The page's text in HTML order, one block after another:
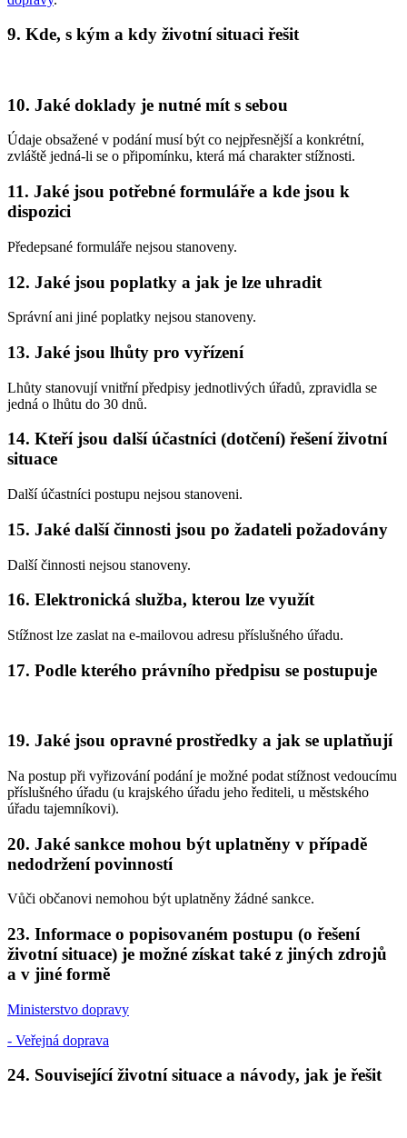
9. Kde, s kým a kdy životní situaci řešit
10. Jaké doklady je nutné mít s sebou
Údaje obsažené v podání musí být co nejpřesnější a konkrétní,
zvláště jedná-li se o připomínku, která má charakter stížnosti.
11. Jaké jsou potřebné formuláře a kde jsou k
dispozici
Předepsané formuláře nejsou stanoveny.
12. Jaké jsou poplatky a jak je lze uhradit
Správní ani jiné poplatky nejsou stanoveny.
13. Jaké jsou lhůty pro vyřízení
Lhůty stanovují vnitřní předpisy jednotlivých úřadů, zpravidla se
jedná o lhůtu do 30 dnů.
14. Kteří jsou další účastníci (dotčení) řešení životní
situace
Další účastníci postupu nejsou stanoveni.
15. Jaké další činnosti jsou po žadateli požadovány
Další činnosti nejsou stanoveny.
16. Elektronická služba, kterou lze využít
Stížnost lze zaslat na e-mailovou adresu příslušného úřadu.
17. Podle kterého právního předpisu se postupuje
19. Jaké jsou opravné prostředky a jak se uplatňují
Na postup při vyřizování podání je možné podat stížnost vedoucímu
příslušného úřadu (u krajského úřadu jeho řediteli, u městského
úřadu tajemníkovi).
20. Jaké sankce mohou být uplatněny v případě
nedodržení povinností
Vůči občanovi nemohou být uplatněny žádné sankce.
23. Informace o popisovaném postupu (o řešení
životní situace) je možné získat také z jiných zdrojů
a v jiné formě
Ministerstvo dopravy
- Veřejná doprava
24. Související životní situace a návody, jak je řešit